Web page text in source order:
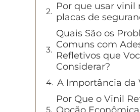
Por que usar vinil
placas de
Quais São os
Comuns com
Refletivos que
Considerar?
A Importância da
Por Que o Vinil